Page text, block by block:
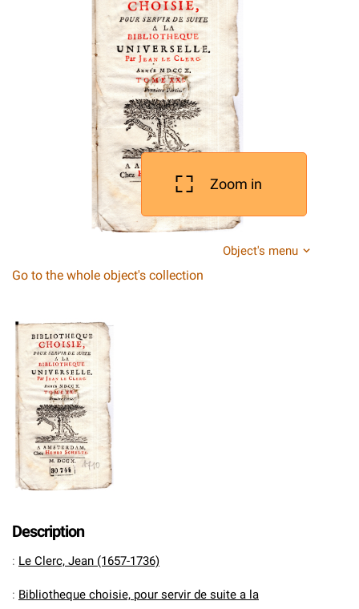
Zoom in
Object's menu
Go to the whole object's collection
Description
: Le Clerc, Jean (1657-1736)
: Bibliotheque choisie, pour servir de suite a la